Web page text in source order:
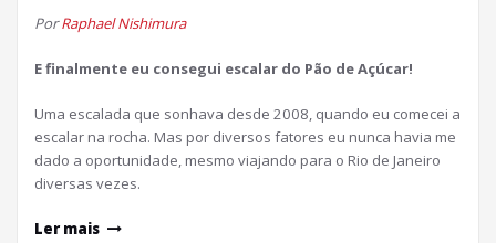
PorRaphael Nishimura
E finalmente eu consegui escalar do Pão de Açúcar!
Uma escalada que sonhava desde 2008, quando eu comecei a
escalar na rocha. Mas por diversos fatores eu nunca havia me
dado a oportunidade, mesmo viajando para o Rio de Janeiro
diversas vezes.
Ler mais